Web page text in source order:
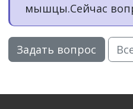
мышцы.Сейчас
этого года
тромбомассы до
Задать вопрос